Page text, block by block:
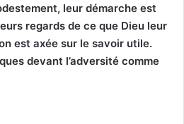
leur démarche est
regards de ce que Dieu leur
est axée sur le savoir utile.
devant l’adversité comme